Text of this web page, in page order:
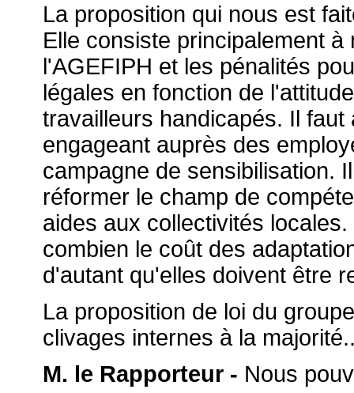
La proposition qui nous est
Elle consiste principalement
l'AGEFIPH et les pénalités
légales en fonction de
travailleurs handicapés. Il
engageant auprès des
campagne de sensibilisation.
réformer le champ de
aides aux collectivités
combien le coût des
d'autant qu'elles doivent être
La proposition de loi du
clivages internes à la
M. le Rapporteur - Nous